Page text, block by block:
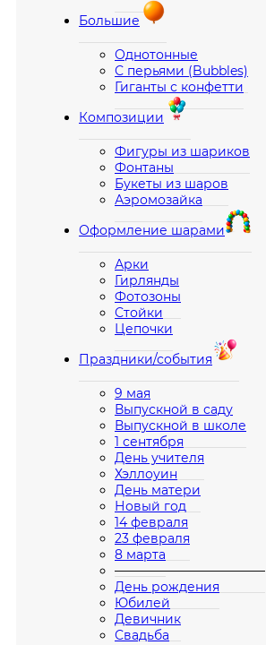
Большие
Однотонные
С перьями (Bubbles)
Гиганты с конфетти
Композиции
Фигуры из шариков
Фонтаны
Букеты из шаров
Аэромозайка
Оформление шарами
Арки
Гирлянды
Фотозоны
Стойки
Цепочки
Праздники/события
9 мая
Выпускной в саду
Выпускной в школе
1 сентября
День учителя
Хэллоуин
День матери
Новый год
14 февраля
23 февраля
8 марта
————————————
День рождения
Юбилей
Девичник
Свадьба